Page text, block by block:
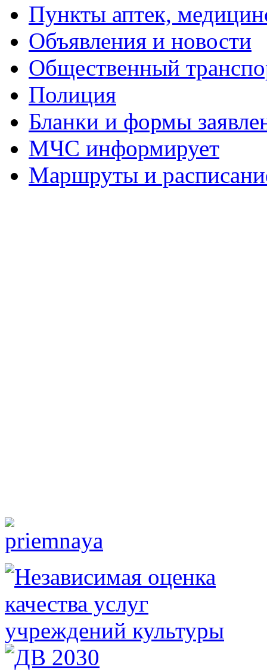
Пункты аптек,
Объявления и новости
Общественный
Полиция
Бланки и формы
МЧС информирует
Маршруты и